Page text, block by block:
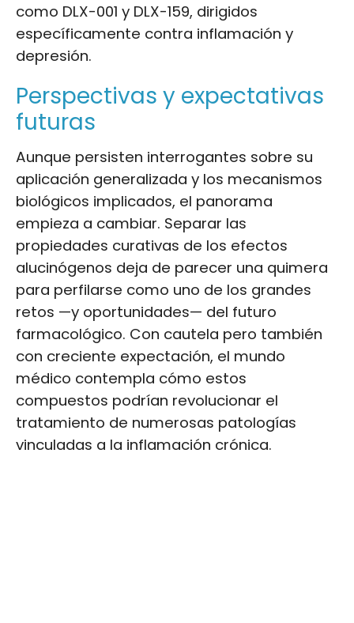
como DLX-001 y DLX-159, dirigidos
específicamente contra inflamación y
depresión.
Perspectivas y expectativas
futuras
Aunque persisten interrogantes sobre su
aplicación generalizada y los mecanismos
biológicos implicados, el panorama
empieza a cambiar. Separar las
propiedades curativas de los efectos
alucinógenos deja de parecer una quimera
para perfilarse como uno de los grandes
retos —y oportunidades— del futuro
farmacológico. Con cautela pero también
con creciente expectación, el mundo
médico contempla cómo estos
compuestos podrían revolucionar el
tratamiento de numerosas patologías
vinculadas a la inflamación crónica.